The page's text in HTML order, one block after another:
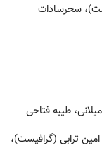
سحرسادات
طیبه فتاحی
ترابی (گرافیست)،